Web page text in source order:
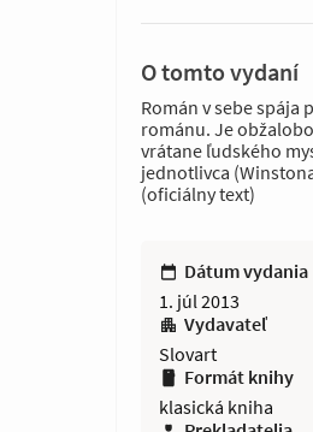
O tomto vydaní
Román v sebe
románu. Je
vrátane ľudského
jednotlivca
(oficiálny text)
Dátum vydania
1. júl 2013
Vydavateľ
Slovart
Formát knihy
klasická kniha